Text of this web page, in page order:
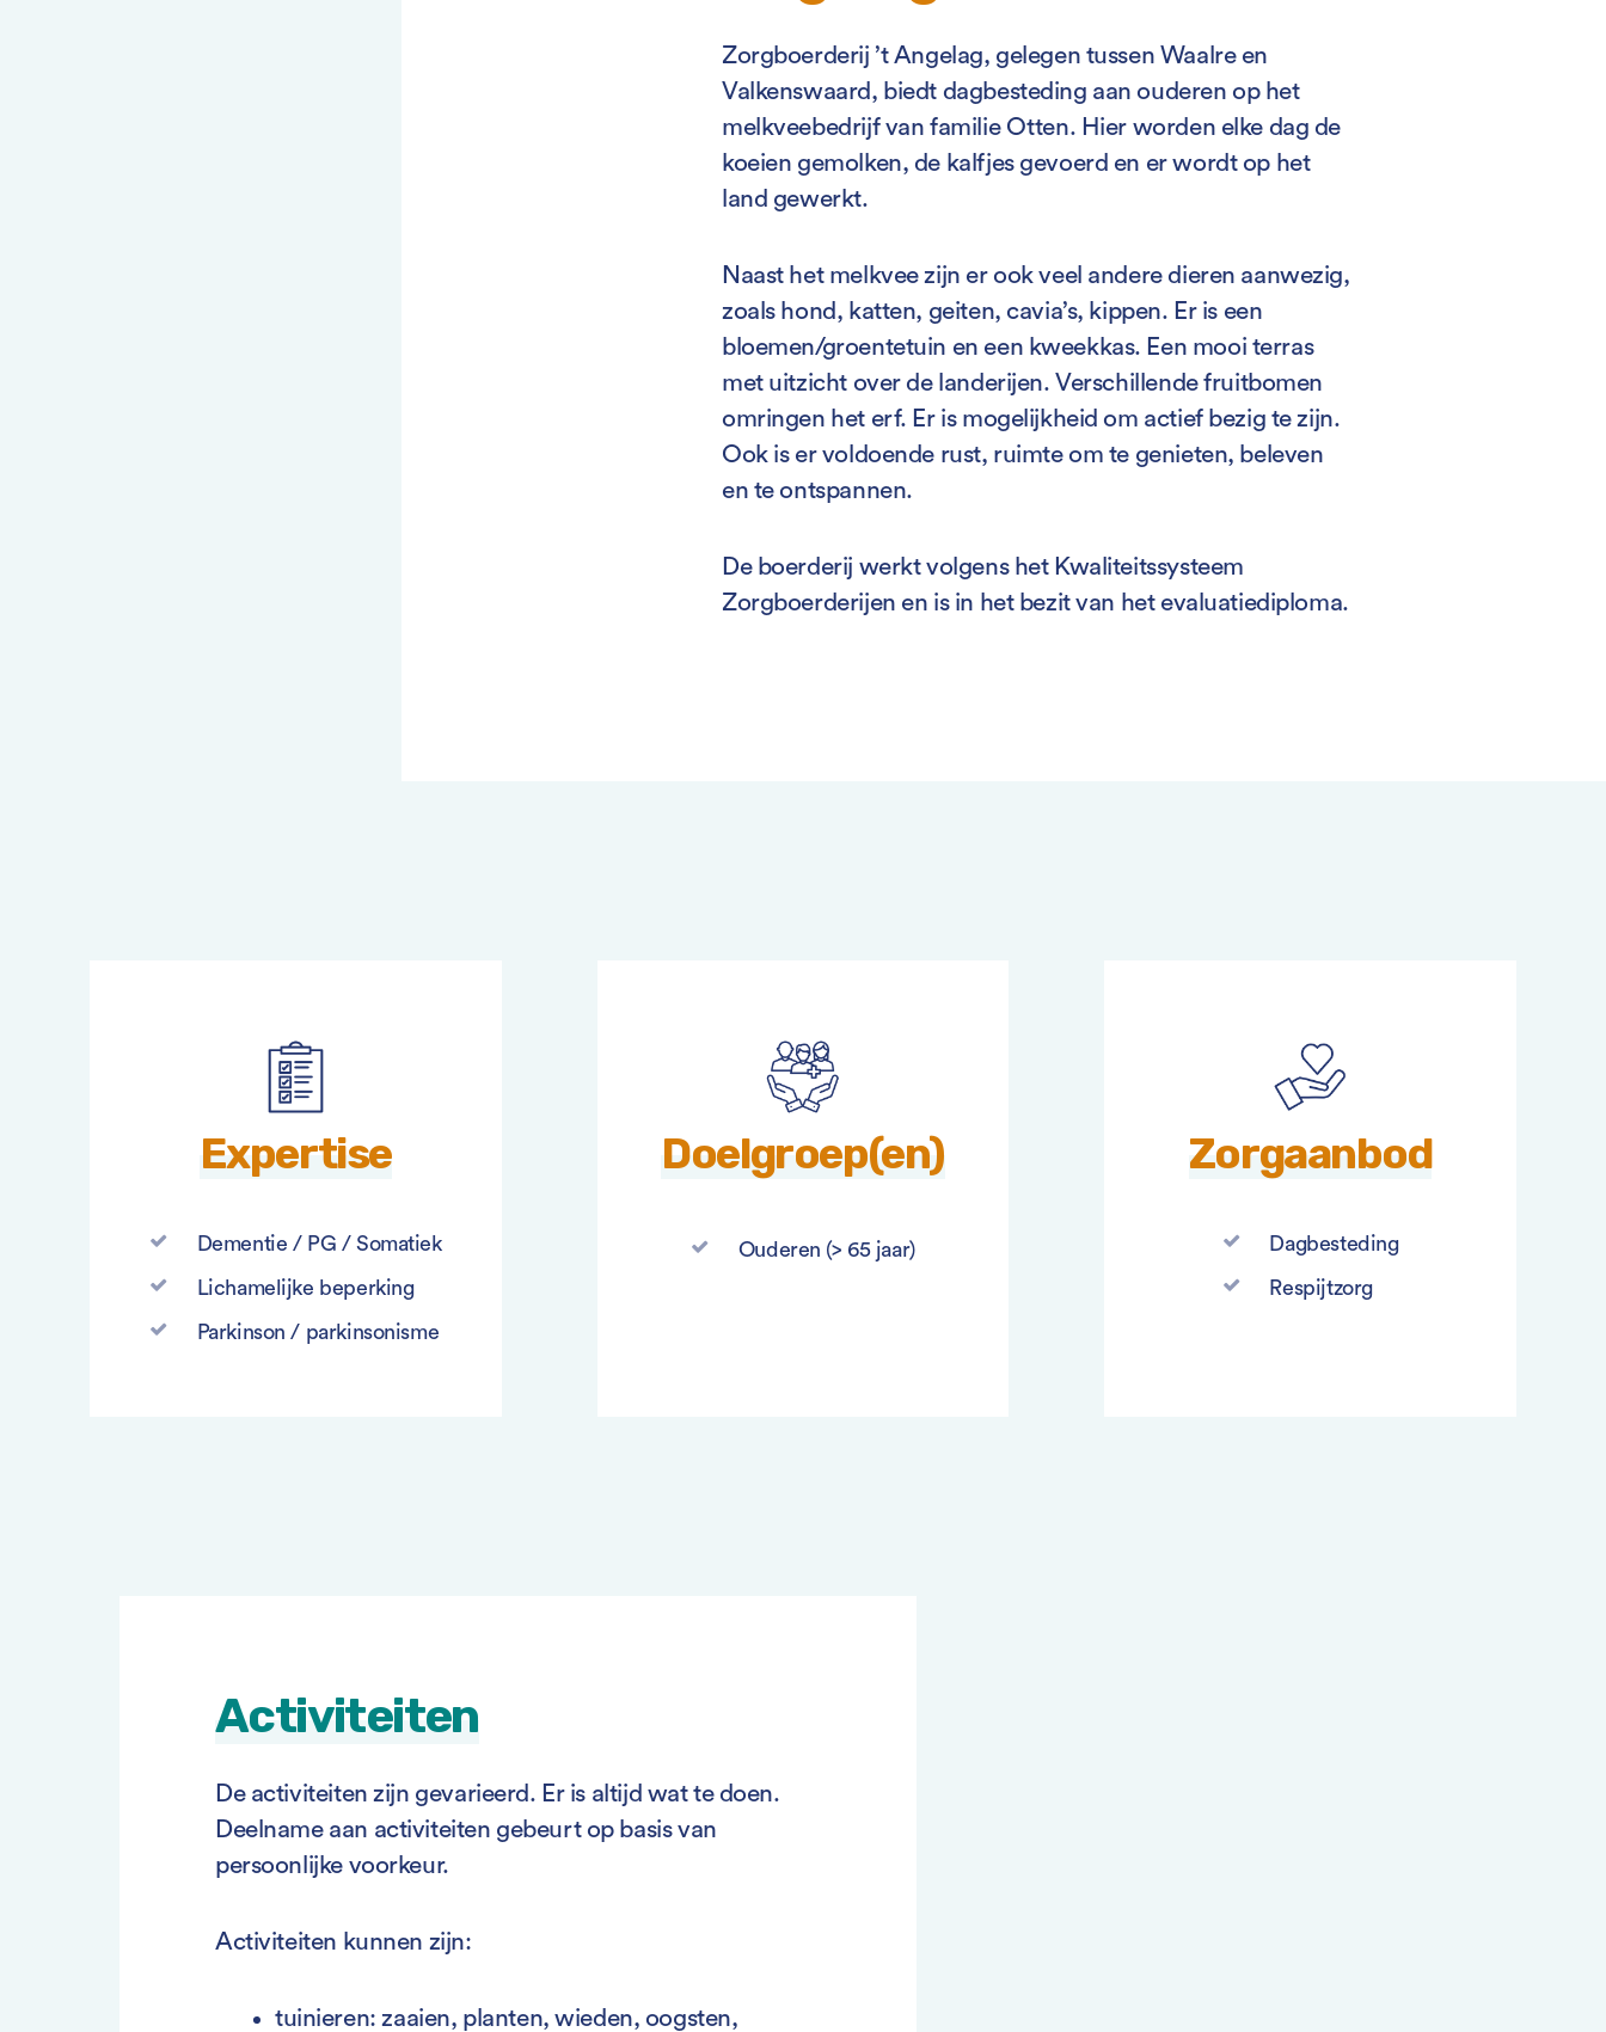
Zorgboerderij ’t Angelag, gelegen tussen Waalre en
Valkenswaard, biedt dagbesteding aan ouderen op het
melkveebedrijf van familie Otten. Hier worden elke dag de
koeien gemolken, de kalfjes gevoerd en er wordt op het
land gewerkt.
Naast het melkvee zijn er ook veel andere dieren aanwezig,
zoals hond, katten, geiten, cavia’s, kippen. Er is een
bloemen/groentetuin en een kweekkas. Een mooi terras
met uitzicht over de landerijen. Verschillende fruitbomen
omringen het erf. Er is mogelijkheid om actief bezig te zijn.
Ook is er voldoende rust, ruimte om te genieten, beleven
en te ontspannen.
De boerderij werkt volgens het Kwaliteitssysteem
Zorgboerderijen en is in het bezit van het evaluatiediploma.
Expertise
Dementie / PG / Somatiek
Lichamelijke beperking
Parkinson / parkinsonisme
Doelgroep(en)
Ouderen (> 65 jaar)
Zorgaanbod
Dagbesteding
Respijtzorg
Activiteiten
De activiteiten zijn gevarieerd. Er is altijd wat te doen.
Deelname aan activiteiten gebeurt op basis van
persoonlijke voorkeur.
Activiteiten kunnen zijn:
tuinieren: zaaien, planten, wieden, oogsten,